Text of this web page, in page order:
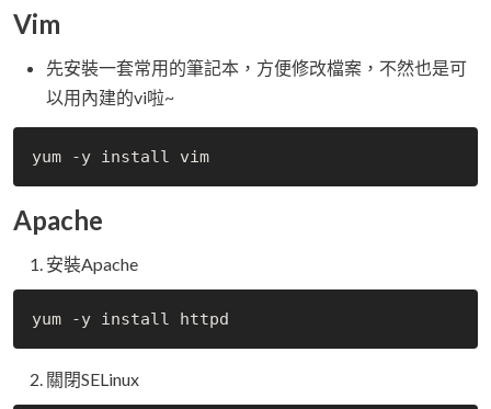
Vim
先安裝一套常用的筆記本，方便修改檔案，不然也是可
以用內建的vi啦~
yum -y install vim
Apache
安裝Apache
關閉SELinux